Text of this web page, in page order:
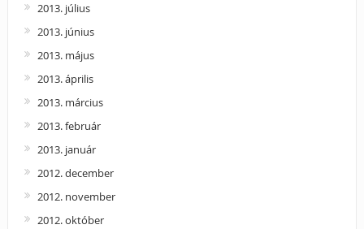
2013. július
2013. június
2013. május
2013. április
2013. március
2013. február
2013. január
2012. december
2012. november
2012. október